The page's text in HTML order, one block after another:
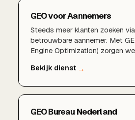
GEO voor Aannemers
Steeds meer klanten zoeken
betrouwbare aannemer. Met
Engine Optimization) zorgen
AI-antwoorden, zodat je nieuwe
GEO Bureau Nederland